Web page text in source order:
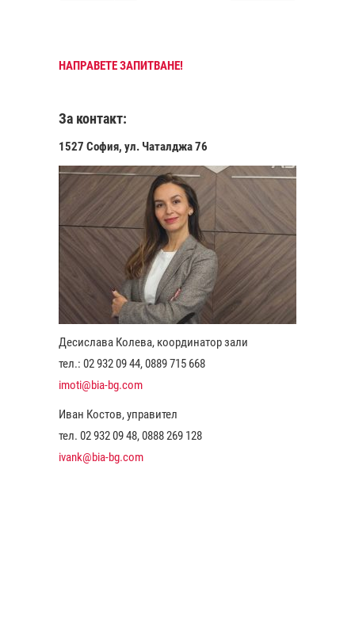
НАПРАВЕТЕ ЗАПИТВАНЕ!
За контакт:
1527 София, ул. Чаталджа 76
Десислава Колева, координатор зали
тел.: 02 932 09 44, 0889 715 668
imoti@bia-bg.com
Иван Костов, управител
тел. 02 932 09 48, 0888 269 128
ivank@bia-bg.com